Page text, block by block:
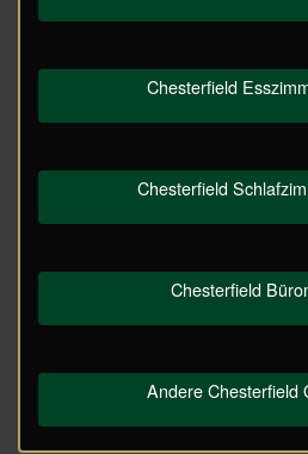
Chesterfield
Chesterfield
Chesterfield
Andere Chesterfield